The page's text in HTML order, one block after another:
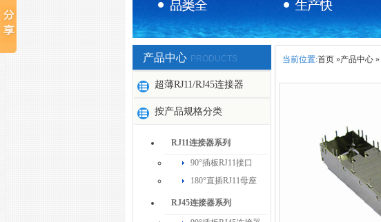
产品中心 PRODUCTS
超薄RJ11/RJ45连接器
按产品规格分类
RJ11连接器系列
90°插板RJ11接口
180°直插RJ11母座
RJ45连接器系列
当前位置:首页 »产品中心 »